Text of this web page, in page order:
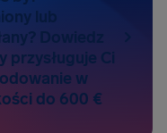
lub
Dowiedz
przysługuje Ci
w
do 600 €